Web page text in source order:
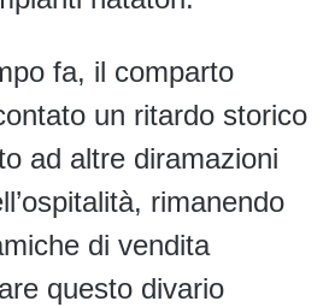
fa, il comparto
un ritardo storico
ad altre diramazioni
rimanendo
di vendita
questo divario